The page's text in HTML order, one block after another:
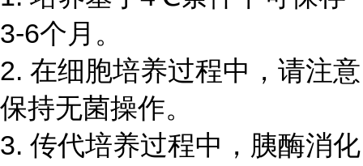
3-6个月。
2. 在细胞培养过程中，请注意
保持无菌操作。
3. 传代培养过程中，胰酶消化